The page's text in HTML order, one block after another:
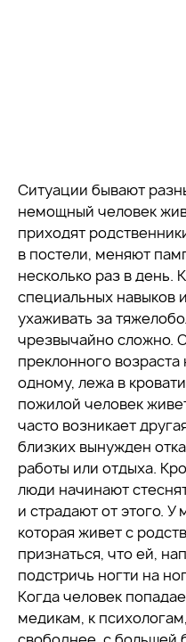
Ситуации бывают
немощный человек
приходят
в постели, меняют
несколько раз в день.
специальных навыков
ухаживать за
чрезвычайно сложно.
преклонного
одному, лежа в
пожилой человек
часто возникает
близких вынужден
работы или отдыха.
люди начинают
и страдают от этого.
которая живет с
признаться, что ей,
подстричь ногти на
Когда человек
медикам, к